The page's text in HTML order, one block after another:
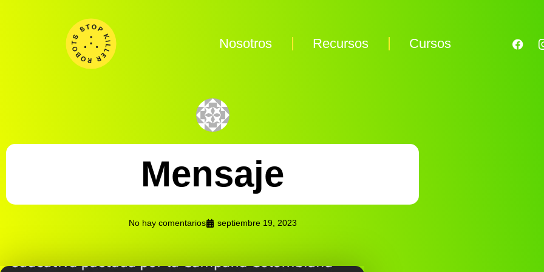
Nosotros Recursos Cursos
Mensaje
No hay comentarios septiembre 19, 2023